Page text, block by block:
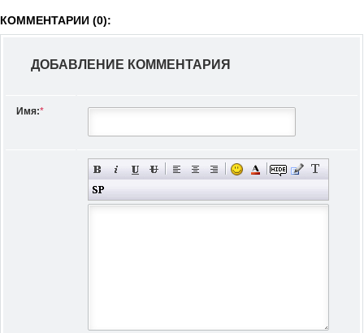
КОММЕНТАРИИ (0):
ДОБАВЛЕНИЕ КОММЕНТАРИЯ
Имя:*